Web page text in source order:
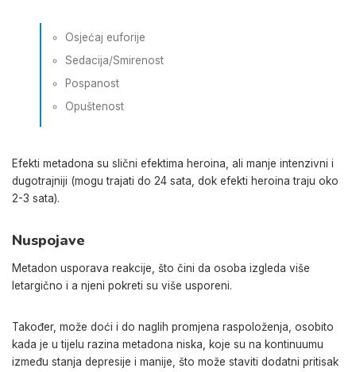
Osjećaj euforije
Sedacija/Smirenost
Pospanost
Opuštenost
Efekti metadona su slični efektima heroina, ali manje intenzivni i
dugotrajniji (mogu trajati do 24 sata, dok efekti heroina traju oko
2-3 sata).
Nuspojave
Metadon usporava reakcije, što čini da osoba izgleda više
letargično i a njeni pokreti su više usporeni.
Također, može doći i do naglih promjena raspoloženja, osobito
kada je u tijelu razina metadona niska,
koje su na kontinuumu
između stanja depresije i manije, što može staviti dodatni pritisak